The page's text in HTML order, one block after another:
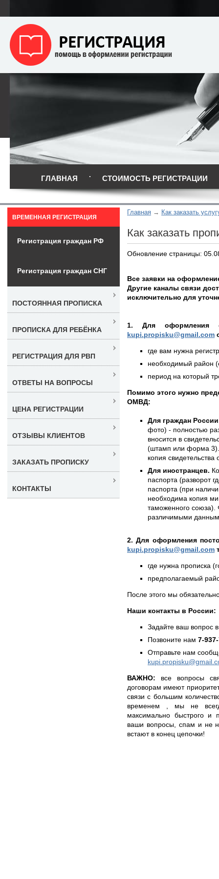
ГЛАВНАЯ СТОИМОСТЬ РЕГИСТРАЦИИ
Главная Как заказать
Как заказать
Обновление страницы:
Все заявки на
Другие каналы связи
исключительно для
1. Для оформления
kupi.propisku@gmail.com
где вам нужна
необходимый район
период на который
Помимо этого нужно
ОМВД:
Для граждан
фото) - полностью
вносится в
(штамп или форма 3).
копия
Для иностранцев.
паспорта (разворот
паспорта (при
необходима копия
таможенного союза).
различимыми
2. Для оформления
kupi.propisku@gmail.com
где нужна прописка
предполагаемый
После этого мы
Наши контакты в России:
Задайте ваш вопрос
Позвоните нам 7-
Отправьте нам
ВАЖНО: все вопросы
договорам имеют
связи с большим
временем , мы не
максимально быстрого и
ваши вопросы, спам и не
встают в конец цепочки!
ВРЕМЕННАЯ РЕГИСТРАЦИЯ
Регистрация граждан РФ
Регистрация граждан СНГ
ПОСТОЯННАЯ ПРОПИСКА
ПРОПИСКА ДЛЯ РЕБЁНКА
РЕГИСТРАЦИЯ ДЛЯ РВП
ОТВЕТЫ НА ВОПРОСЫ
ЦЕНА РЕГИСТРАЦИИ
ОТЗЫВЫ КЛИЕНТОВ
ЗАКАЗАТЬ ПРОПИСКУ
КОНТАКТЫ